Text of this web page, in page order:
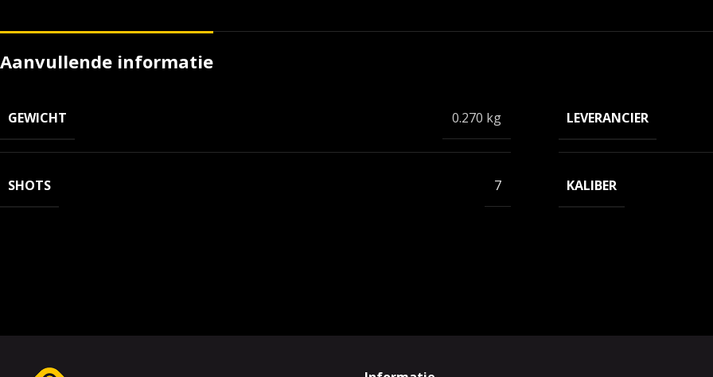
Aanvullende informatie
GEWICHT 0.270 kg LEVERANCIER
SHOTS 7 KALIBER